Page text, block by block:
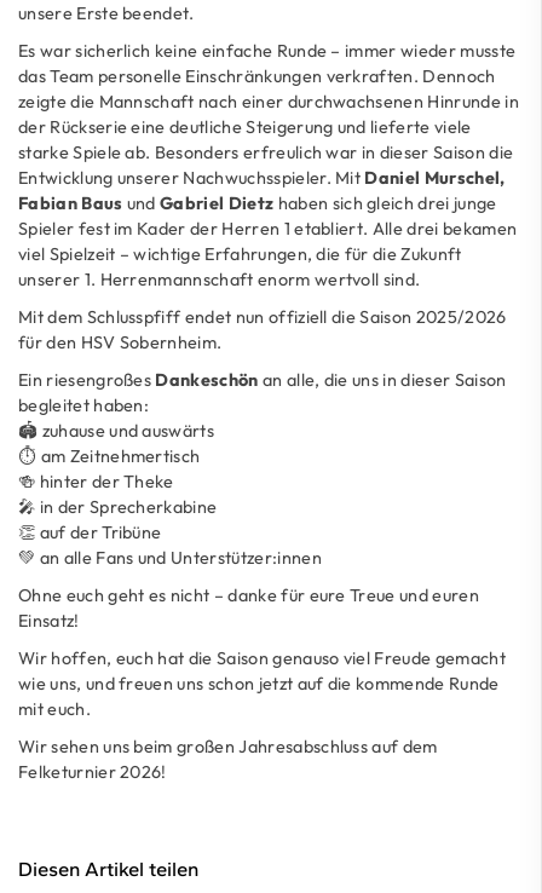
unsere Erste beendet.
Es war sicherlich keine einfache Runde – immer wieder musste
das Team personelle Einschränkungen verkraften. Dennoch
zeigte die Mannschaft nach einer durchwachsenen Hinrunde in
der Rückserie eine deutliche Steigerung und lieferte viele
starke Spiele ab. Besonders erfreulich war in dieser Saison die
Entwicklung unserer Nachwuchsspieler. Mit Daniel Murschel,
Fabian Baus undGabriel Dietz haben sich gleich drei junge
Spieler fest im Kader der Herren 1 etabliert. Alle drei bekamen
viel Spielzeit – wichtige Erfahrungen, die für die Zukunft
unserer 1. Herrenmannschaft enorm wertvoll sind.
Mit dem Schlusspfiff endet nun offiziell die Saison 2025/2026
für den HSV Sobernheim.
Ein riesengroßes Dankeschön an alle, die uns in dieser Saison
begleitet haben:
🏟️ zuhause und auswärts
⏱️ am Zeitnehmertisch
🍻 hinter der Theke
🎤 in der Sprecherkabine
👏 auf der Tribüne
💚 an alle Fans und Unterstützer:innen
Ohne euch geht es nicht – danke für eure Treue und euren
Einsatz!
Wir hoffen, euch hat die Saison genauso viel Freude gemacht
wie uns, und freuen uns schon jetzt auf die kommende Runde
mit euch.
Wir sehen uns beim großen Jahresabschluss auf dem
Felketurnier 2026!
Diesen Artikel teilen